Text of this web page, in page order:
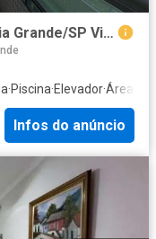
Apartamento para Venda em Praia Grande/SP Vila Caiçara 2 Quartos
·Piscina·Elevador·Área de
Infos do anúncio